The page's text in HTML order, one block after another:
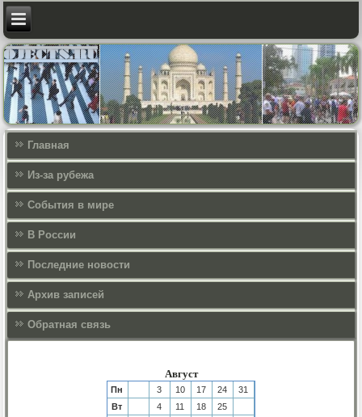
Главная
Из-за рубежа
События в мире
В России
Последние новости
Архив записей
Обратная связь
Август
Пн 3 10 17 24
31
Вт
4 11 18
25